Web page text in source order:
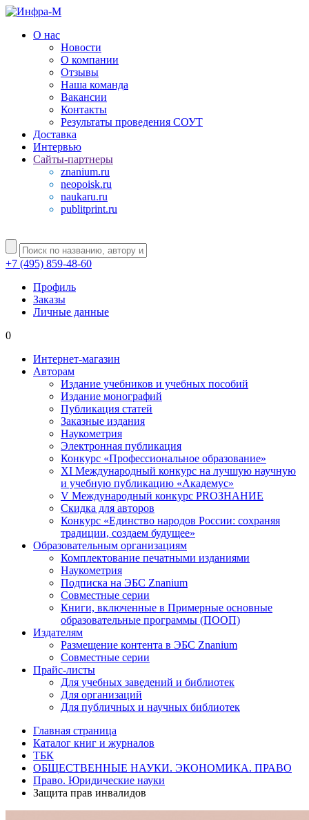
О нас
Новости
О компании
Отзывы
Наша команда
Вакансии
Контакты
Результаты проведения СОУТ
Доставка
Интервью
Сайты-партнеры
znanium.ru
neopoisk.ru
naukaru.ru
publitprint.ru
+7 (495) 859-48-60
Профиль
Заказы
Личные данные
0
Интернет-магазин
Авторам
Издание учебников и учебных пособий
Издание монографий
Публикация статей
Заказные издания
Наукометрия
Электронная публикация
Конкурс «Профессиональное образование»
XI Международный конкурс на лучшую научную
и учебную публикацию «Академус»
V Международный конкурс PROЗНАНИЕ
Скидка для авторов
Конкурс «Единство народов России: сохраняя
традиции, создаем будущее»
Образовательным организациям
Комплектование печатными изданиями
Наукометрия
Подписка на ЭБС Znanium
Совместные серии
Книги, включенные в Примерные основные
образовательные программы (ПООП)
Издателям
Размещение контента в ЭБС Znanium
Совместные серии
Прайс-листы
Для учебных заведений и библиотек
Для организаций
Для публичных и научных библиотек
Главная страница
Каталог книг и журналов
ТБК
ОБЩЕСТВЕННЫЕ НАУКИ. ЭКОНОМИКА. ПРАВО
Право. Юридические науки
Защита прав инвалидов